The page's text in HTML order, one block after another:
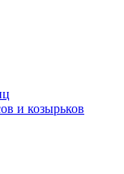
и козырьков